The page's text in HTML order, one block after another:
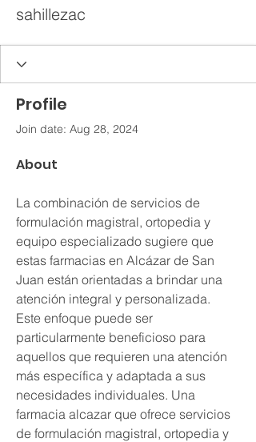
sahillezac
Profile
Join date: Aug 28, 2024
About
La combinación de servicios de
formulación magistral, ortopedia y
equipo especializado sugiere que
estas farmacias en Alcázar de San
Juan están orientadas a brindar una
atención integral y personalizada.
Este enfoque puede ser
particularmente beneficioso para
aquellos que requieren una atención
más específica y adaptada a sus
necesidades individuales. Una
farmacia alcazar que ofrece servicios
de formulación magistral, ortopedia y